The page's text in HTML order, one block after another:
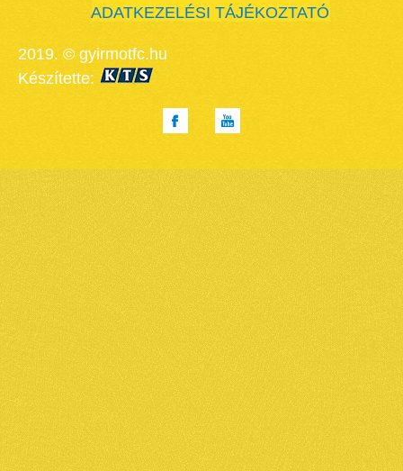
ADATKEZELÉSI TÁJÉKOZTATÓ
2019. © gyirmotfc.hu
Készítette: